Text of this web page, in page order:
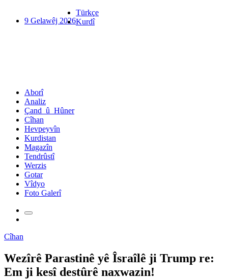
9 Gelawêj 2026
Türkçe
Kurdî
Aborî
Analiz
Çand_û_Hûner
Cîhan
Hevpeyvîn
Kurdistan
Magazîn
Tendrûstî
Werzis
Gotar
Vîdyo
Foto Galerî
Cîhan
Wezîrê Parastinê yê Îsraîlê ji Trump re:
Em ji kesî destûrê naxwazin!